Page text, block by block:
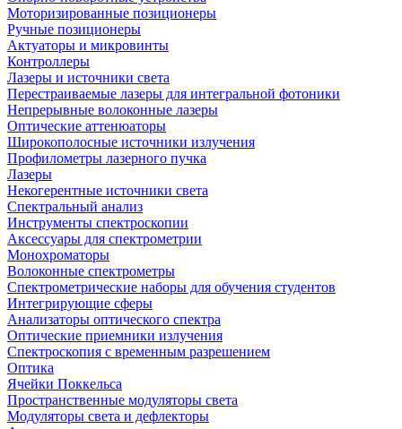
Моторизированные позиционеры
Ручные позиционеры
Актуаторы и микровинты
Контроллеры
Лазеры и источники света
Перестраиваемые лазеры для интегральной фотоники
Непрерывные волоконные лазеры
Оптические аттенюаторы
Широкополосные источники излучения
Профилометры лазерного пучка
Лазеры
Некогерентные источники света
Спектральный анализ
Инструменты спектроскопии
Аксессуары для спектрометрии
Монохроматоры
Волоконные спектрометры
Спектрометрические наборы для обучения студентов
Интегрирующие сферы
Анализаторы оптического спектра
Оптические приемники излучения
Спектроскопия с временным разрешением
Оптика
Ячейки Поккельса
Пространственные модуляторы света
Модуляторы света и дефлекторы